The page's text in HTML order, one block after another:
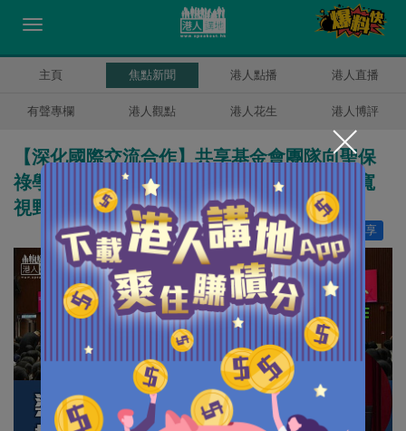
主頁 焦點新聞 港人點播 港人直播
有聲專欄 港人觀點 港人花生 港人博評
【深化國際交流合作】共享基金會團隊向聖保
祿學校800學生介紹工作 梁振英鼓勵學生拓寬
視野助國家發展
分享
讚好 15